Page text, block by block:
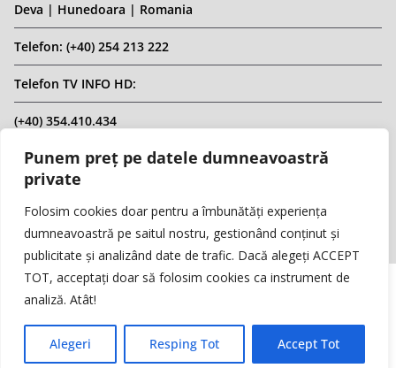
Punem preț pe datele dumneavoastră
private
Folosim cookies doar pentru a îmbunătăți experiența
dumneavoastră pe saitul nostru, gestionând conținut și
publicitate și analizând date de trafic. Dacă alegeți ACCEPT
TOT, acceptați doar să folosim cookies ca instrument de
analiză. Atât!
Alegeri Resping Tot Accept Tot
Deva | Hunedoara | Romania
Telefon: (+40) 254 213 222
Telefon TV INFO HD:
(+40) 354.410.434
Email: infohd20@gmail.com
Website: www.replicahd.ro